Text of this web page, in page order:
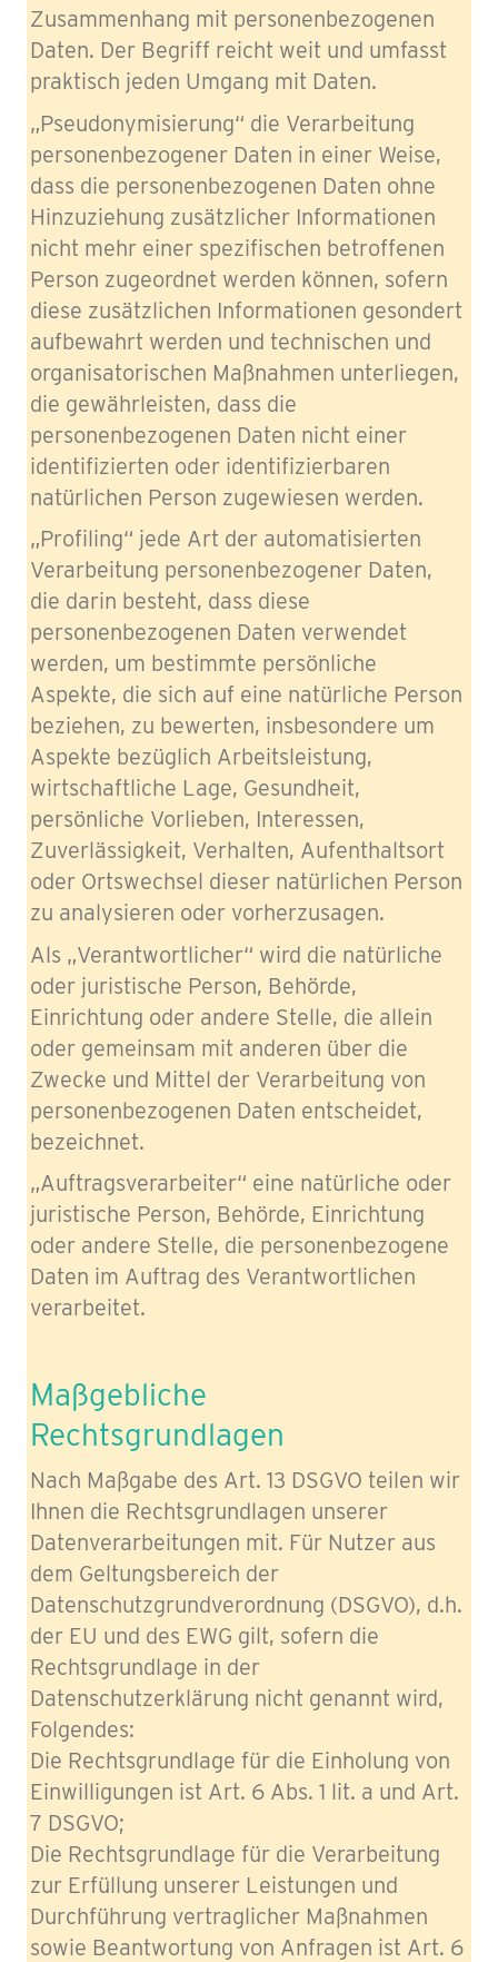
Zusammenhang mit personenbezogenen
Daten. Der Begriff reicht weit und umfasst
praktisch jeden Umgang mit Daten.
„Pseudonymisierung“ die Verarbeitung
personenbezogener Daten in einer Weise,
dass die personenbezogenen Daten ohne
Hinzuziehung zusätzlicher Informationen
nicht mehr einer spezifischen betroffenen
Person zugeordnet werden können, sofern
diese zusätzlichen Informationen gesondert
aufbewahrt werden und technischen und
organisatorischen Maßnahmen unterliegen,
die gewährleisten, dass die
personenbezogenen Daten nicht einer
identifizierten oder identifizierbaren
natürlichen Person zugewiesen werden.
„Profiling“ jede Art der automatisierten
Verarbeitung personenbezogener Daten,
die darin besteht, dass diese
personenbezogenen Daten verwendet
werden, um bestimmte persönliche
Aspekte, die sich auf eine natürliche Person
beziehen, zu bewerten, insbesondere um
Aspekte bezüglich Arbeitsleistung,
wirtschaftliche Lage, Gesundheit,
persönliche Vorlieben, Interessen,
Zuverlässigkeit, Verhalten, Aufenthaltsort
oder Ortswechsel dieser natürlichen Person
zu analysieren oder vorherzusagen.
Als „Verantwortlicher“ wird die natürliche
oder juristische Person, Behörde,
Einrichtung oder andere Stelle, die allein
oder gemeinsam mit anderen über die
Zwecke und Mittel der Verarbeitung von
personenbezogenen Daten entscheidet,
bezeichnet.
„Auftragsverarbeiter“ eine natürliche oder
juristische Person, Behörde, Einrichtung
oder andere Stelle, die personenbezogene
Daten im Auftrag des Verantwortlichen
verarbeitet.
Maßgebliche
Rechtsgrundlagen
Nach Maßgabe des Art. 13 DSGVO teilen wir
Ihnen die Rechtsgrundlagen unserer
Datenverarbeitungen mit. Für Nutzer aus
dem Geltungsbereich der
Datenschutzgrundverordnung (DSGVO), d.h.
der EU und des EWG gilt, sofern die
Rechtsgrundlage in der
Datenschutzerklärung nicht genannt wird,
Folgendes:
Die Rechtsgrundlage für die Einholung von
Einwilligungen ist Art. 6 Abs. 1 lit. a und Art.
7 DSGVO;
Die Rechtsgrundlage für die Verarbeitung
zur Erfüllung unserer Leistungen und
Durchführung vertraglicher Maßnahmen
sowie Beantwortung von Anfragen ist Art. 6